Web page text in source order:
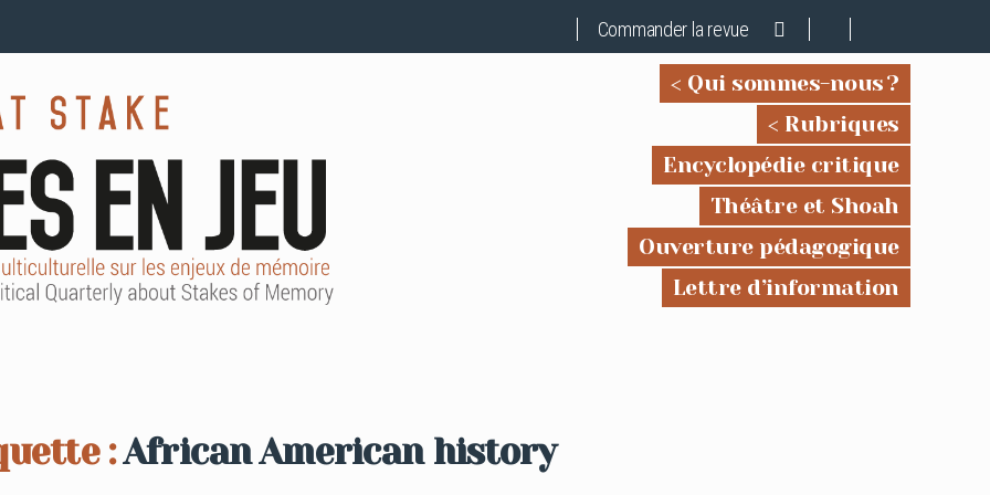
Commander la revue
Qui sommes-nous ?
Rubriques
Encyclopédie critique
Théâtre et Shoah
Ouverture pédagogique
Lettre d’information
: African American history